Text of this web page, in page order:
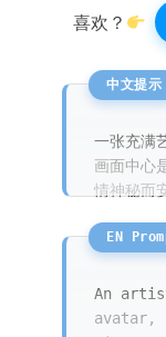
喜欢？
一张充满
画面中心
情神秘而
衣物，
晕染与水
的炭灰色
高级感。
An
avatar,